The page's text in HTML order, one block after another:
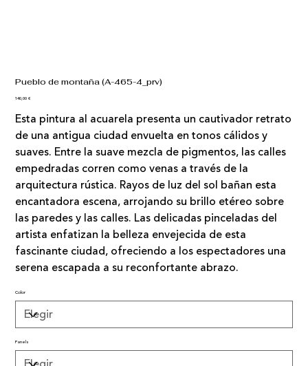
Pueblo de montaña (A-465-4_prv)
Precio
140,00 €
Esta pintura al acuarela presenta un cautivador retrato
de una antigua ciudad envuelta en tonos cálidos y
suaves. Entre la suave mezcla de pigmentos, las calles
empedradas corren como venas a través de la
arquitectura rústica. Rayos de luz del sol bañan esta
encantadora escena, arrojando su brillo etéreo sobre
las paredes y las calles. Las delicadas pinceladas del
artista enfatizan la belleza envejecida de esta
fascinante ciudad, ofreciendo a los espectadores una
serena escapada a su reconfortante abrazo.
Color
Panels